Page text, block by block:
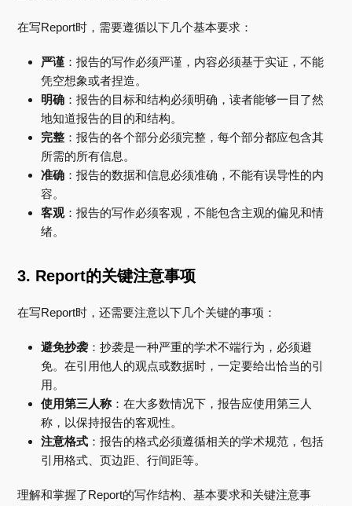
在写Report时，需要遵循以下几个基本要求：
严谨 ：报告的写作必须严谨，内容必须基于实证，不能
凭空想象或者捏造。
明确 ：报告的目标和结构必须明确，读者能够一目了然
地知道报告的目的和结构。
完整 ：报告的各个部分必须完整，每个部分都应包含其
所需的所有信息。
准确 ：报告的数据和信息必须准确，不能有误导性的内
容。
客观：报告的写作必须客观，不能包含主观的偏见和情
绪。
3. Report的关键注意事项
在写Report时，还需要注意以下几个关键的事项：
避免抄袭：抄袭是一种严重的学术不端行为，必须避
免。在引用他人的观点或数据时，一定要给出恰当的引
用。
使用第三人称：在大多数情况下，报告应使用第三人
称，以保持报告的客观性。
注意格式 ：报告的格式必须遵循相关的学术规范，包括
引用格式、页边距、行间距等。
理解和掌握了Report的写作结构、基本要求和关键注意事